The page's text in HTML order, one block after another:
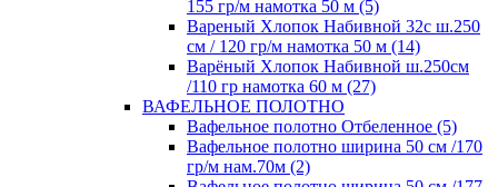
155 гр/м намотка 50 м (5)
Вареный Хлопок Набивной 32с ш.250
см / 120 гр/м намотка 50 м (14)
Варёный Хлопок Набивной ш.250см
/110 гр намотка 60 м (27)
ВАФЕЛЬНОЕ ПОЛОТНО
Вафельное полотно Отбеленное (5)
Вафельное полотно ширина 50 см /170
гр/м нам.70м (2)